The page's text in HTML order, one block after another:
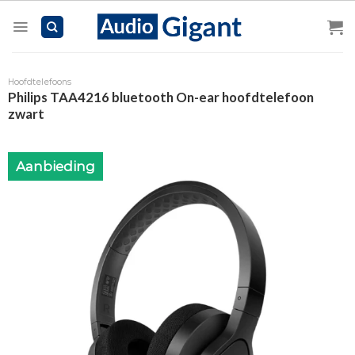
Hoofdtelefoons
Philips TAA4216 bluetooth On-ear hoofdtelefoon
zwart
Aanbieding